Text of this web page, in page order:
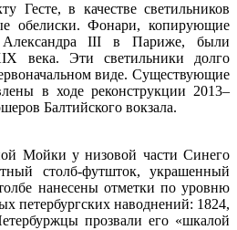
Гесте, в качестве светильников
обелиски. Фонари, копирующие
Александра III в Париже, были
века. Эти светильники долго
виде. Существующие
в ходе реконструкции 2013–
Балтийского вокзала.
Мойки у низовой части Синего
столб-футшток, украшенный
нанесены отметки по уровню
петербургских наводнений: 1824,
прозвали его «шкалой